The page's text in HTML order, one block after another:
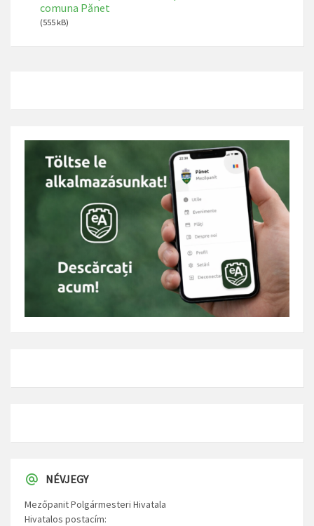
comuna Pănet
(555 kB)
NÉVJEGY
Mezőpanit Polgármesteri Hivatala
Hivatalos postacím: